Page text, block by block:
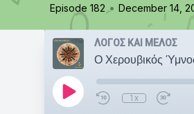
Episode 182 • December 14,
ΛΟΓΟΣ ΚΑΙ ΜΕΛΟΣ
1x